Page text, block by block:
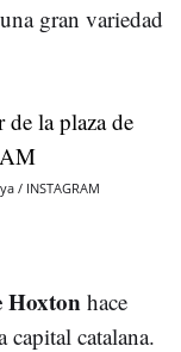
gran variedad
/ INSTAGRAM
Hoxton hace
capital catalana.